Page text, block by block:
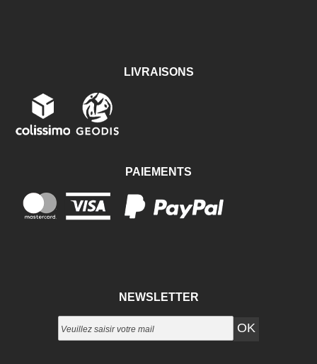
LIVRAISONS
PAIEMENTS
NEWSLETTER